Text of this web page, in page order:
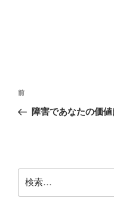
投
ナ
ー
シ
前
の
前
障害であなたの価
索: